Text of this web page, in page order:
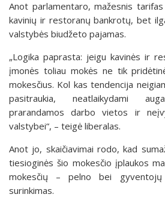
Anot parlamentaro, mažesnis
kavinių ir restoranų bankrotų, bet
valstybės biudžeto pajamas.
„Logika paprasta: jeigu kavinės ir
įmonės toliau mokės ne tik
mokesčius. Kol kas tendencija
pasitraukia, neatlaikydami
prarandamos darbo vietos ir
valstybei“, – teigė liberalas.
Anot jo, skaičiavimai rodo, kad
tiesioginės šio mokesčio įplaukos
mokesčių – pelno bei
surinkimas.